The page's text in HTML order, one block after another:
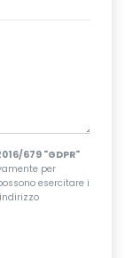
679 "GDPR"
per
esercitare i